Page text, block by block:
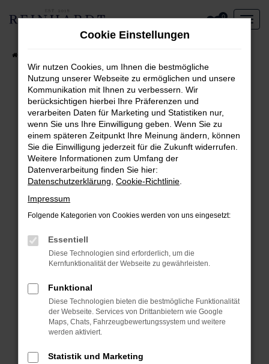
Zum
0
Fehler: Network Error
Beim Laden ist ein Fehler aufgetreten.
Hier sind ein paar Tipps, die dir helfen können:
Überprüfe deine Firewall und deine
Internetverbindung.
Laden andere Webseiten, zum Beispiel deine
Manche Erweiterungen, wie Werbeblocker,
können das Laden bestimmter Seiten
verhindern. Funktioniert die Seite in einem
anderen Browser oder in einem privaten
Starte dein Gerät neu.
Das kann manchmal helfen, vorübergehende
Probleme zu beheben.
Stelle sicher, dass dein Browser und dein
Betriebssystem auf dem neuesten Stand
Cookie Einstellungen
Wir nutzen Cookies, um Ihnen die bestmögliche
Nutzung unserer Webseite zu ermöglichen und unsere
Kommunikation mit Ihnen zu verbessern. Wir
berücksichtigen hierbei Ihre Präferenzen und
verarbeiten Daten für Marketing und Statistiken nur,
wenn Sie uns Ihre Einwilligung geben. Wenn Sie zu
einem späteren Zeitpunkt Ihre Meinung ändern, können
Sie die Einwilligung jederzeit für die Zukunft widerrufen.
Weitere Informationen zum Umfang der
Datenverarbeitung finden Sie hier:
Datenschutzerklärung Cookie-Richtlinie
Impressum
Folgende Kategorien von Cookies werden von uns eingesetzt:
Essentiell
Diese Technologien sind erforderlich, um die
Kernfunktionalität der Webseite zu gewährleisten.
Funktional
Diese Technologien bieten die bestmögliche Funktionalität
der Webseite. Services von Drittanbietern wie Google
Maps, Chats, Fahrzeugbewertungssystem und weitere
werden aktiviert.
Statistik und Marketing